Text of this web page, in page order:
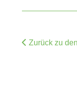
Zurück zu